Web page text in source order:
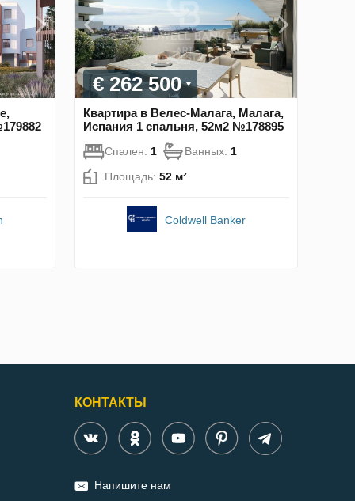
€ 262 500
Квартира в Велес-Малага, Малага,
Испания 1 спальня, 52м2 №178895
Спален: 1 Ванных: 1
Площадь: 52 м²
Coldwell Banker
КОНТАКТЫ
Напишите нам